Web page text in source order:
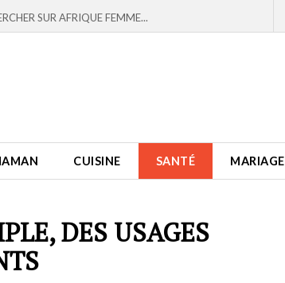
CUISINE SANTÉ MARIAGE
DES USAGES